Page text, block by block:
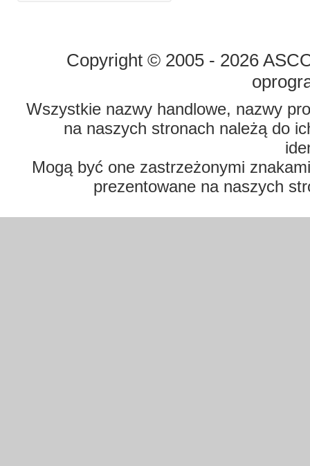
Copyright © 2005 - 2026
Wszystkie nazwy handlowe, nazwy
na naszych stronach należą do
Mogą być one zastrzeżonymi
prezentowane na naszych